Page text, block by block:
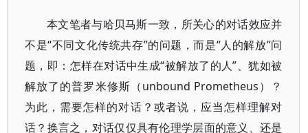
本文笔者与哈贝马斯一致，所关心的对话效应并
不是“不同文化传统共存”的问题，而是“人的解放”问
题，即：怎样在对话中生成“被解放了的人”、犹如被
解放了的普罗米修斯（unbound Prometheus）？
为此，需要怎样的对话？或者说，应当怎样理解对
话？换言之，对话仅仅具有伦理学层面的意义、还是